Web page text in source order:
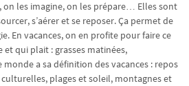
on les imagine, on les prépare… Elles sont
s’aérer et se reposer. Ça permet de
En vacances, on en profite pour faire ce
et qui plait : grasses matinées,
a sa définition des vacances : repos
plages et soleil, montagnes et